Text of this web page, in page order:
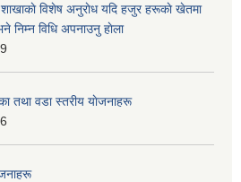
विशेष अनुराेध यदि हजुर हरूकाे खेतमा
निम्न विधि अपनाउनु हाेला
तथा वडा स्तरीय याेजनाहरू